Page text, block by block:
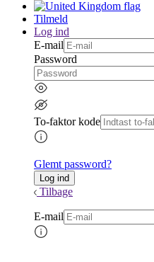
Tilmeld
Log ind
E-mail
Password
To-faktor kode
Glemt password?
Tilbage
E-mail